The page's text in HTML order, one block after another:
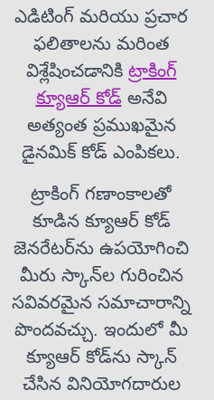
ఎడిటింగ్ మరియు ప్రచార
ఫలితాలను మరింత
విశ్లేషించడానికి ట్రాకింగ్
క్యూఆర్ కోడ్అనేవి
అత్యంత ప్రముఖమైన
డైనమిక్ కోడ్ ఎంపికలు.
ట్రాకింగ్ గణాంకాలతో
కూడిన క్యూఆర్ కోడ్
జెనరేటర్‌ను ఉపయోగించి
మీరు స్కాన్‌ల గురించిన
సవివరమైన సమాచారాన్ని
పొందవచ్చు. ఇందులో మీ
క్యూఆర్ కోడ్‌ను స్కాన్
చేసిన వినియోగదారుల